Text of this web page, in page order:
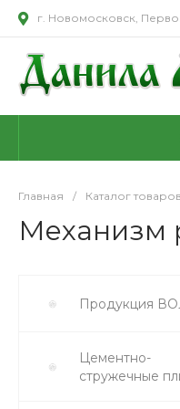
г. Новомосковск,
Главная / Каталог товаров
Механизм
Продукция
Цементно-
стружечные